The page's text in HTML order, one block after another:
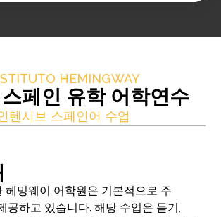
HEMINGWAY
페인 유학 어학연수
텐시브 스페인어 수업
헤밍웨이 어학원은 기본적으로 주
공하고 있습니다. 해당 수업은 듣기,